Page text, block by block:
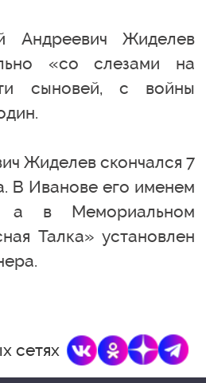
Андреевич Жиделев
«со слезами на
сыновей, с войны
Жиделев скончался 7
В Иванове его именем
а в Мемориальном
Талка» установлен
сетях